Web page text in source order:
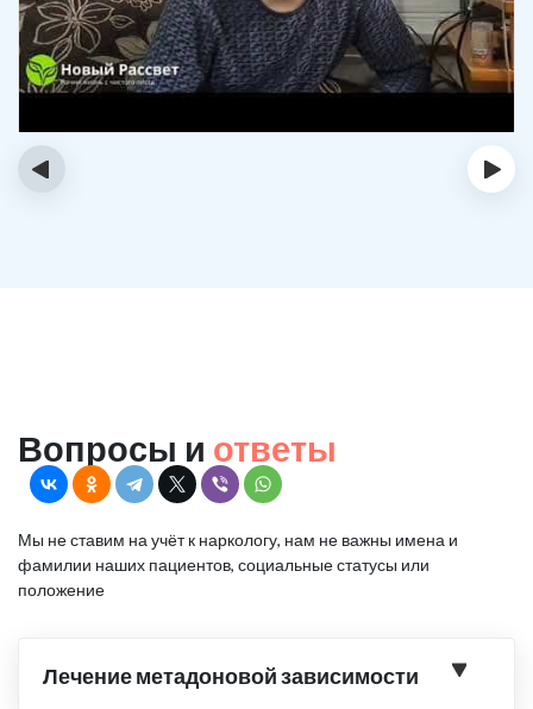
‹ ›
Вопросы и ответы
Мы не ставим на учёт к наркологу, нам не важны имена и
фамилии наших пациентов, социальные статусы или
положение
Лечение метадоновой зависимости